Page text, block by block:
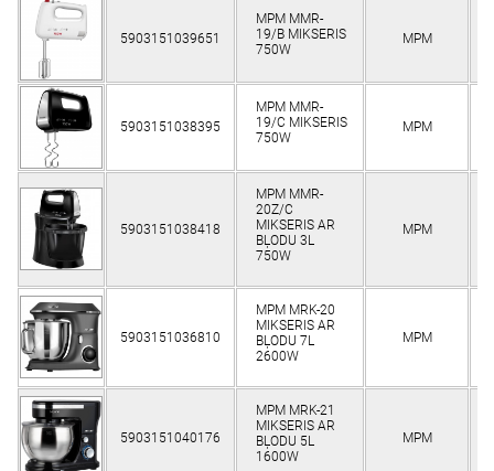
5903151039651
MPM MMR-
19/B MIKSERIS
750W
MPM
5903151038395
MPM MMR-
19/C MIKSERIS
750W
MPM
5903151038418
MPM MMR-
20Z/C
MIKSERIS AR
BĻODU 3L
750W
MPM
5903151036810
MPM MRK-20
MIKSERIS AR
BĻODU 7L
2600W
MPM
5903151040176
MPM MRK-21
MIKSERIS AR
BĻODU 5L
1600W
MPM